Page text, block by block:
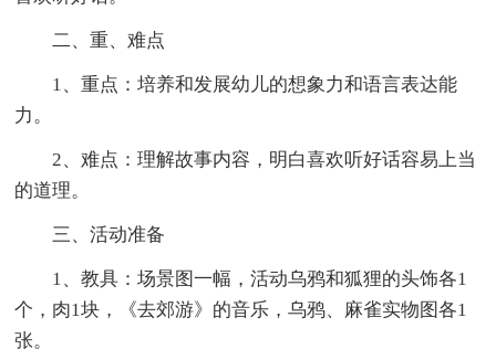
二、重、难点
1、重点：培养和发展幼儿的想象力和语言表达能
力。
2、难点：理解故事内容，明白喜欢听好话容易上当
的道理。
三、活动准备
1、教具：场景图一幅，活动乌鸦和狐狸的头饰各1
个，肉1块，《去郊游》的音乐，乌鸦、麻雀实物图各1
张。